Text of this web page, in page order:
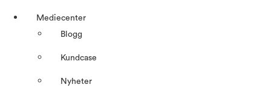
Mediecenter
Blogg
Kundcase
Nyheter